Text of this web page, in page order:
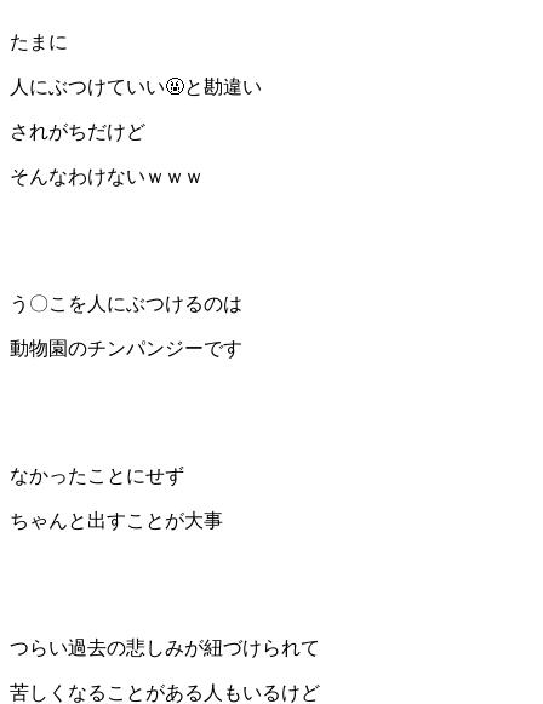
たまに
人にぶつけていい🤬と勘違い
されがちだけど
そんなわけないｗｗｗ
う〇こを人にぶつけるのは
動物園のチンパンジーです
なかったことにせず
ちゃんと出すことが大事
つらい過去の悲しみが紐づけられて
苦しくなることがある人もいるけど